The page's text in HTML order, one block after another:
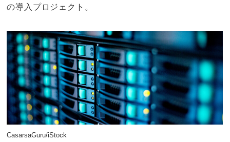
の導入プロジェクト。
CasarsaGuru/iStock